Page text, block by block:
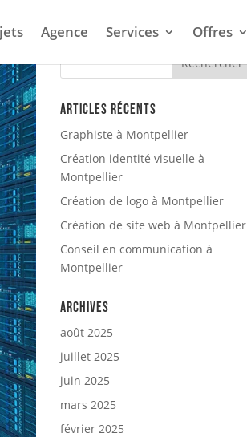
Agence Services Offres
Articles récents
Graphiste à Montpellier
Création identité visuelle à
Montpellier
Création de logo à Montpellier
Création de site web à Montpellier
Conseil en communication à
Montpellier
Archives
août 2025
juillet 2025
juin 2025
mars 2025
février 2025